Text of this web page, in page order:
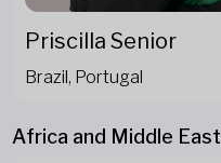
Priscilla Senior
Brazil, Portugal
Africa and Middle East